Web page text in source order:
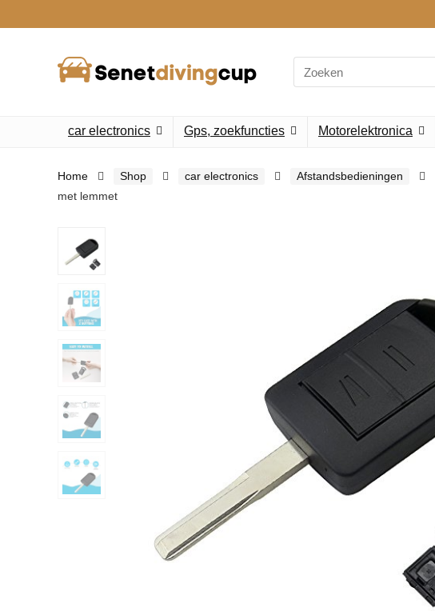
Search
for:
car electronics Gps, zoekfuncties Motorelektronica
Home Shop car electronics Afstandsbedieningen
met lemmet